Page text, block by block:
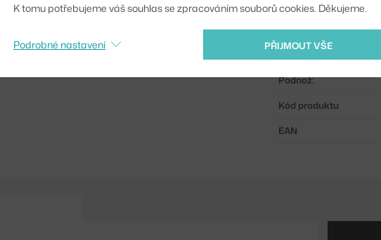
Barva:
Materiál:
Podnož:
Kód produktu
EAN
K tomu potřebujeme váš souhlas se zpracováním souborů cookies. Děkujeme.
PŘIJMOUT VŠE
Podrobné nastavení